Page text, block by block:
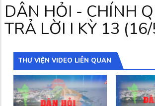
DÂN HỎI - CHÍNH
TRẢ LỜI I KỲ 13
THƯ VIỆN VIDEO LIÊN QUAN